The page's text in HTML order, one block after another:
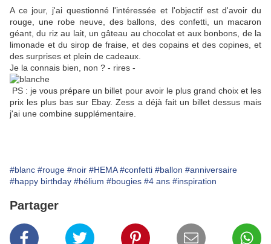
A ce jour, j'ai questionné l'intéressée et l'objectif est d'avoir du
rouge, une robe neuve, des ballons, des confetti, un macaron
géant, du riz au lait, un gâteau au chocolat et aux bonbons, de la
limonade et du sirop de fraise, et des copains et des copines, et
des surprises et plein de cadeaux.
Je la connais bien, non ? - rires -
PS : je vous prépare un billet pour avoir le plus grand choix et les
prix les plus bas sur Ebay. Zess a déjà fait un billet dessus mais
j'ai une combine supplémentaire.
#blanc #rouge #noir #HEMA #confetti #ballon #anniversaire
#happy birthday #hélium #bougies #4 ans #inspiration
Partager